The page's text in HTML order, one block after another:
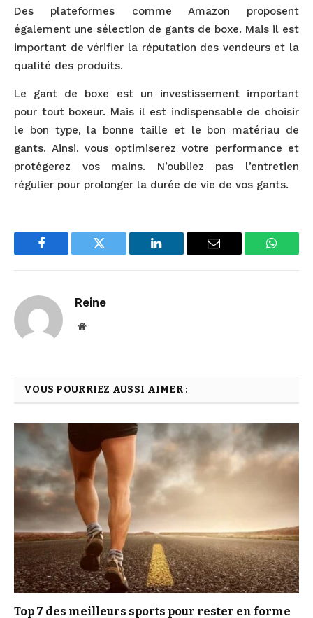
Des plateformes comme Amazon proposent
également une sélection de gants de boxe. Mais il est
important de vérifier la réputation des vendeurs et la
qualité des produits.
Le gant de boxe est un investissement important
pour tout boxeur. Mais il est indispensable de choisir
le bon type, la bonne taille et le bon matériau de
gants. Ainsi, vous optimiserez votre performance et
protégerez vos mains. N’oubliez pas l’entretien
régulier pour prolonger la durée de vie de vos gants.
Facebook Twitter LinkedIn Email
Reine
Website
VOUS POURRIEZ AUSSI AIMER :
Top 7 des meilleurs sports pour rester en forme